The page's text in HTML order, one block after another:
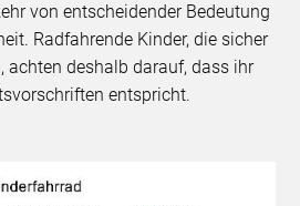
von entscheidender Bedeutung
Radfahrende Kinder, die sicher
achten deshalb darauf, dass ihr
entspricht.